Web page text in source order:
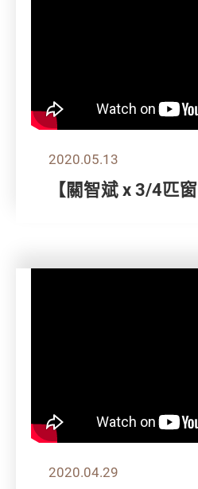
2020.05.13
【關智斌 x 3/4匹
2020.04.29